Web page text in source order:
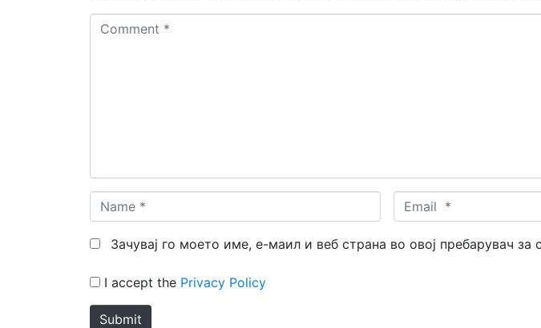
Comment
Name
*
Email
*
Зачувај го моето име, е-маил и веб страна во овој пребарувач за
I accept the Privacy Policy
Submit